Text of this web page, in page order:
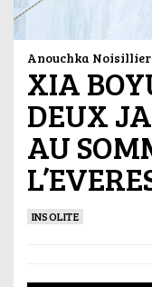
Anouchka Noisillier
XIA
DEUX
AU
INSOLITE